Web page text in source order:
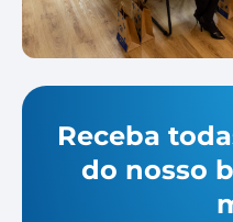
Receba
do nosso